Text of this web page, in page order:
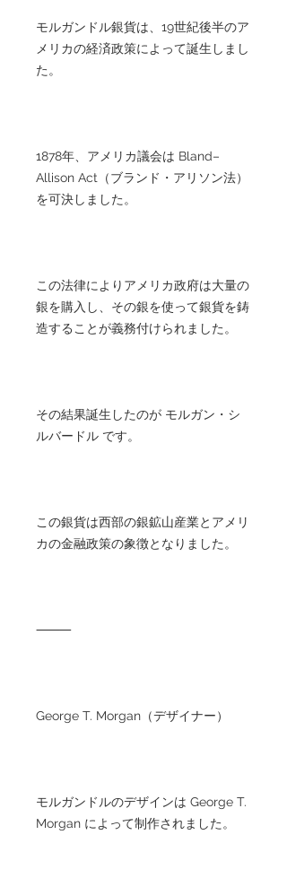
モルガンドル銀貨は、19世紀後半のア
メリカの経済政策によって誕生しまし
た。
1878年、アメリカ議会は Bland–
Allison Act（ブランド・アリソン法）
を可決しました。
この法律によりアメリカ政府は大量の
銀を購入し、その銀を使って銀貨を鋳
造することが義務付けられました。
その結果誕生したのが モルガン・シ
ルバードル です。
この銀貨は西部の銀鉱山産業とアメリ
カの金融政策の象徴となりました。
⸻
George T. Morgan（デザイナー）
モルガンドルのデザインは George T.
Morgan によって制作されました。